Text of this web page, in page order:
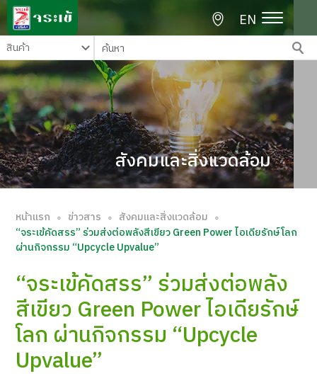
EN
สังคมและสิ่งแวดล้อม
หน้าแรก ∘ ข่าวสาร ∘ สังคมและสิ่งแวดล้อม ∘
“จระเข้คัดสรร” ร่วมส่งต่อพลังสีเขียว Green Power ไอเดียรักษ์โลก
ผ่านกิจกรรม “Upcycle Upvalue”
“จระเข้คัดสรร” ร่วมส่งต่อพลัง
สีเขียว Green Power ไอเดียรักษ์
โลก ผ่านกิจกรรม “Upcycle
Upvalue”